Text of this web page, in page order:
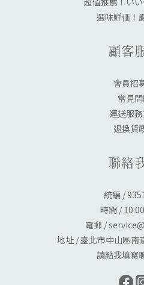
選味鮮価！
顧客
會員招
常見
運送服
退換貨
聯絡
統編 /
時間 /
電郵 /
地址 / 臺北市中山區南
請點我填寫